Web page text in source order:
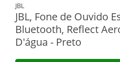
JBL
JBL, Fone de Ouvido
Bluetooth, Reflect
D'água - Preto